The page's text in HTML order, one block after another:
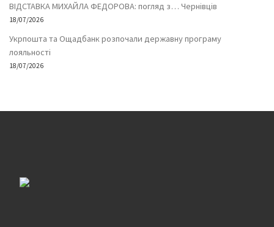
ВІДСТАВКА МИХАЙЛА ФЕДОРОВА: погляд з… Чернівців
18/07/2026
Укрпошта та Ощадбанк розпочали державну програму
лояльності
18/07/2026